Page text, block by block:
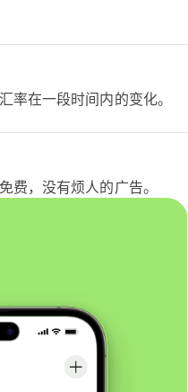
率在一段时间内的变化。
费，没有烦人的广告。